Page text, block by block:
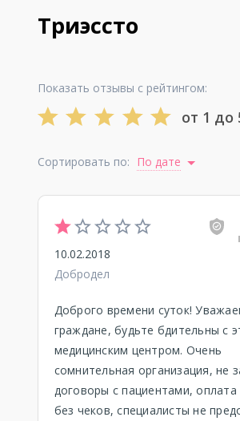
Триэссто
Показать отзывы с рейтингом:
от 1 до
Сортировать по: По дате
10.02.2018
Добродел
Доброго времени суток!
граждане, будьте бдительны с
медицинским центром. Очень
сомнительная организация, не
договоры с пациентами,
без чеков, специалисты не